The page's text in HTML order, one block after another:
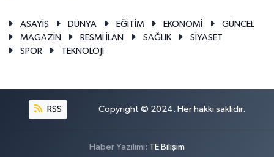
ASAYİŞ DÜNYA EĞİTİM EKONOMİ
GÜNCEL
MAGAZİN
RESMİ İLAN SAĞLIK
SİYASET
SPOR
TEKNOLOJİ
RSS Copyright © 2024. Her hakkı saklıdır.
Haber Yazılımı: TE Bilişim